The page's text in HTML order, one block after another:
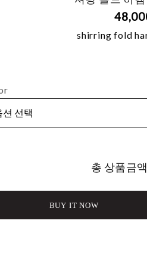
shirring fold
총 상품금
BUY IT NOW